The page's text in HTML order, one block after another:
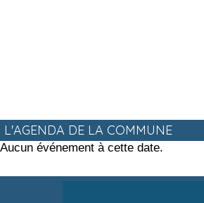
L'AGENDA DE LA COMMUNE
Aucun événement à cette date.